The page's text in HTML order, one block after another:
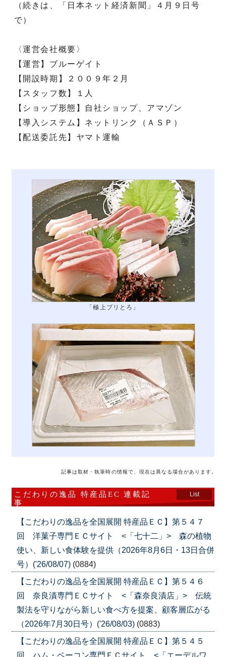
（続きは、「日本ネット経済新聞」４月９日号
で）
〈運営会社概要〉
【運営】ブルーゲイト
【開設時期】２００９年２月
【スタッフ数】１人
【ショップ形態】自社ショップ、アマゾン
【導入システム】ネットリンク（ＡＳＰ）
【配送委託先】ヤマト運輸
「極上ブリとろ」
記事は取材・執筆時の情報で、現在は異なる場合があります。
こだわりの逸品 特産品EC 連載記
事
List
【こだわりの逸品を全国展開 特産品ＥＣ】第５４７
回 洋菓子専門ＥＣサイト <「七十二」> 森の植物
使い、新しい食体験を提供（2026年8月6日・13日合併
号）('26/08/07) (0884)
【こだわりの逸品を全国展開 特産品ＥＣ】第５４６
回 奈良漬専門ＥＣサイト <「森奈良漬店」> 伝統
製法を守りながら新しい食べ方を提案、顧客層広がる
（2026年7月30日号）('26/08/03) (0883)
【こだわりの逸品を全国展開 特産品ＥＣ】第５４５
回 ハム・ベーコン専門ＥＣサイト <「エーデルワ